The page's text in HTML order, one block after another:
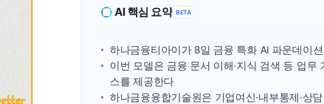
AI 핵심 요약 BETA
하나금융티아이가 8일 금융 특화 AI 파운데이
이번 모델은 금융 문서 이해·지식 검색 등 업
스를 제공한다
하나금융융합기술원은 기업여신·내부통제·상